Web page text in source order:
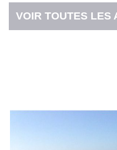
VOIR TOUTES LES